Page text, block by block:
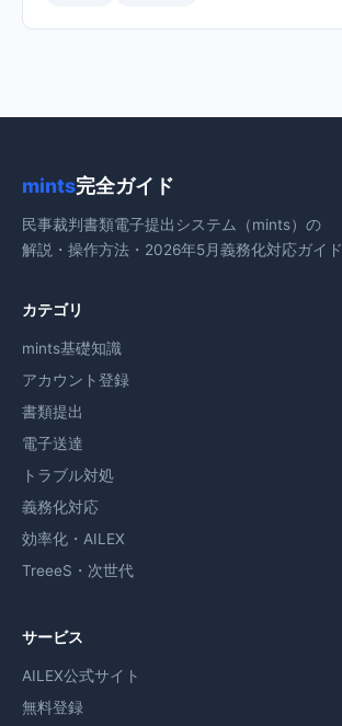
mints完全ガイド
民事裁判書類電子提出システム（mints）の
解説・操作方法・2026年5月義務化対応ガイド
カテゴリ
mints基礎知識
アカウント登録
書類提出
電子送達
トラブル対処
義務化対応
効率化・AILEX
TreeeS・次世代
サービス
AILEX公式サイト
無料登録